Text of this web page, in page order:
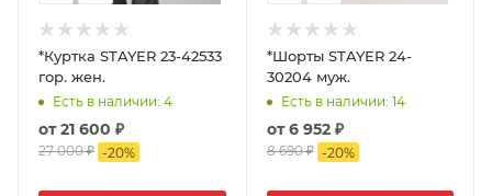
*Куртка STAYER 23-42533
гор. жен.
Есть в наличии: 4
от21 600 ₽
27 000 ₽ -20%
*Шорты STAYER 24-
30204 муж.
Есть в наличии: 14
от6 952 ₽
8 690 ₽ -20%